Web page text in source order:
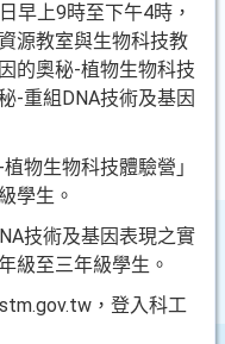
早上9時至下午4時，
源教室與生物科技教
的奧秘-植物生物科技
-重組DNA技術及基因
物生物科技體驗營」
學生。
技術及基因表現之實
級至三年級學生。
，登入科工